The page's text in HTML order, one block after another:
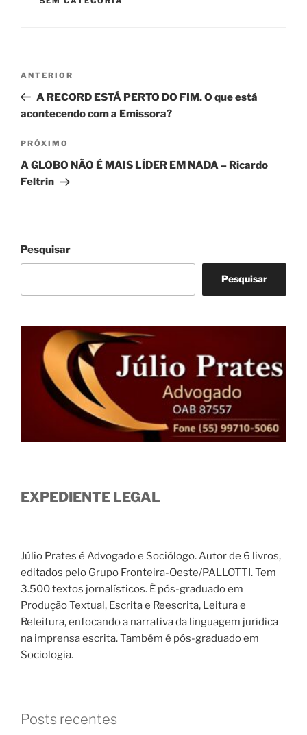
Post
Post
anterior
ANTERIOR
A RECORD ESTÁ PERTO DO FIM. O que está
acontecendo com a Emissora?
Próximo
post
PRÓXIMO
A GLOBO NÃO É MAIS LÍDER EM NADA – Ricardo
Feltrin
Pesquisar
Pesquisar
EXPEDIENTE LEGAL
Júlio Prates é Advogado e Sociólogo. Autor de 6 livros,
editados pelo Grupo Fronteira-Oeste/PALLOTTI. Tem
3.500 textos jornalísticos. É pós-graduado em
Produção Textual, Escrita e Reescrita, Leitura e
Releitura, enfocando a narrativa da linguagem jurídica
na imprensa escrita. Também é pós-graduado em
Sociologia.
Posts recentes